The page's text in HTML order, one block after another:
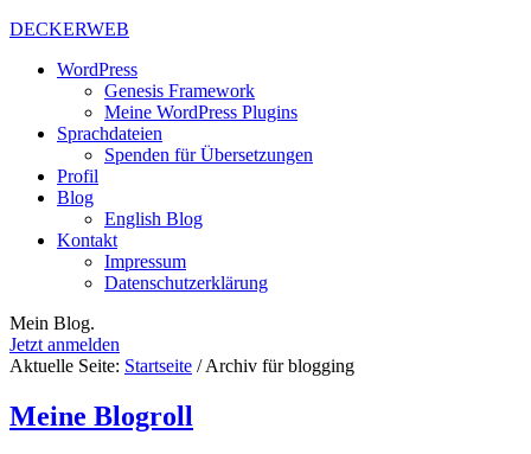
DECKERWEB
WordPress
Genesis Framework
Meine WordPress Plugins
Sprachdateien
Spenden für Übersetzungen
Profil
Blog
English Blog
Kontakt
Impressum
Datenschutzerklärung
Mein Blog.
Jetzt anmelden
Aktuelle Seite: Startseite /Archiv für blogging
Meine Blogroll